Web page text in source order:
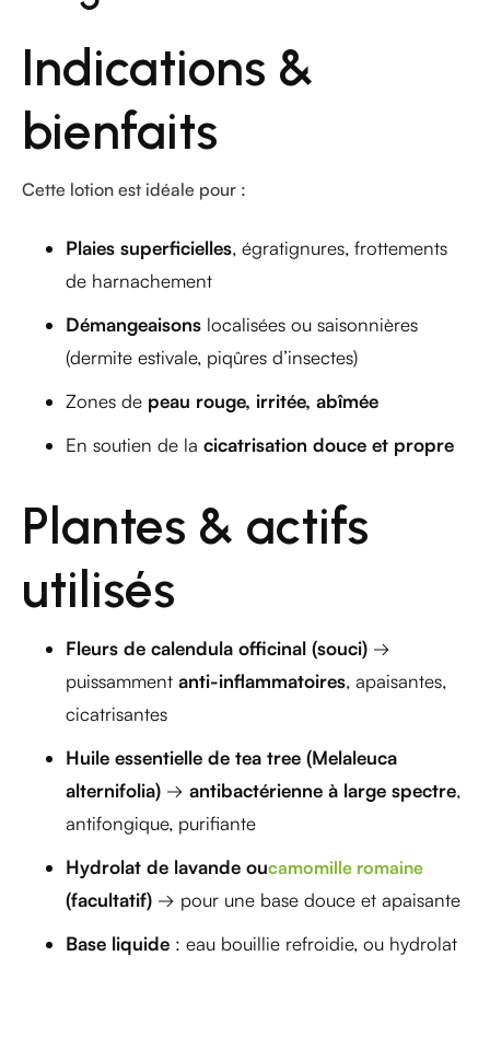
Indications &
bienfaits
Cette lotion est idéale pour :
Plaies superficielles, égratignures, frottements
de harnachement
Démangeaisons localisées ou saisonnières
(dermite estivale, piqûres d’insectes)
Zones de peau rouge, irritée, abîmée
En soutien de la cicatrisation douce et propre
Plantes & actifs
utilisés
Fleurs de calendula officinal (souci) →
puissamment anti-inflammatoires, apaisantes,
cicatrisantes
Huile essentielle de tea tree (Melaleuca
alternifolia) → antibactérienne à large spectre,
antifongique, purifiante
Hydrolat de lavande oucamomille romaine
(facultatif) → pour une base douce et apaisante
Base liquide : eau bouillie refroidie, ou hydrolat